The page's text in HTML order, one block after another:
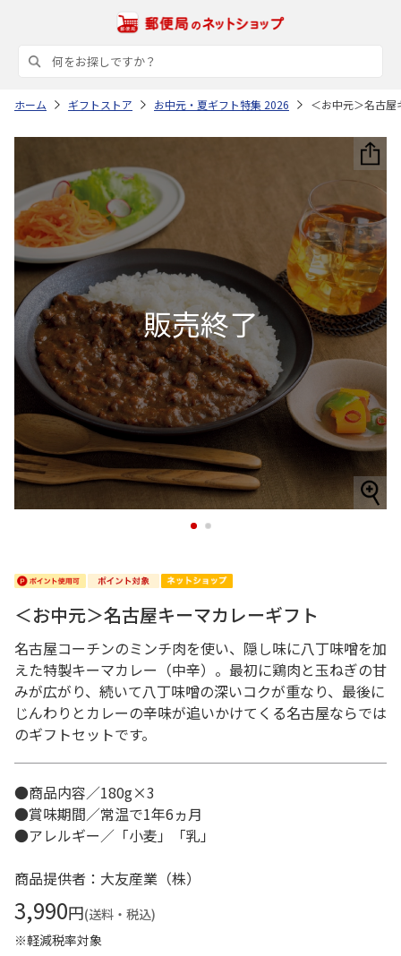
ホーム ギフトストア お中元・夏ギフト特集 2026 ＜お中元＞名古
1 2
＜お中元＞名古屋キーマカレーギフト
名古屋コーチンのミンチ肉を使い、隠し味に八丁味噌を加
えた特製キーマカレー（中辛）。最初に鶏肉と玉ねぎの甘
みが広がり、続いて八丁味噌の深いコクが重なり、最後に
じんわりとカレーの辛味が追いかけてくる名古屋ならでは
のギフトセットです。
●商品内容／180g×3
●賞味期間／常温で1年6ヵ月
●アレルギー／「小麦」「乳」
商品提供者：大友産業（株）
3,990円(送料・税込)
※軽減税率対象